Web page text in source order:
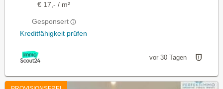
€ 17,- / m²
Gesponsert
Kreditfähigkeit prüfen
vor 30 Tagen